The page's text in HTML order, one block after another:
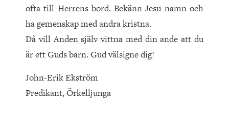
ofta till Herrens bord. Bekänn Jesu namn och
ha gemenskap med andra kristna.
Då vill Anden själv vittna med din ande att du
är ett Guds barn. Gud välsigne dig!
John-Erik Ekström
Predikant, Örkelljunga